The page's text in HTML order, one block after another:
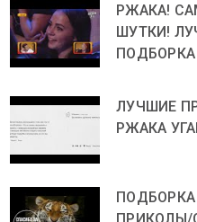
РЖАКА!
ШУТКИ!
ЛУЧШИЕ
РЖАКА